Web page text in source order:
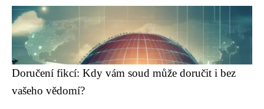
Doručení fikcí: Kdy vám soud může doručit i bez
vašeho vědomí?